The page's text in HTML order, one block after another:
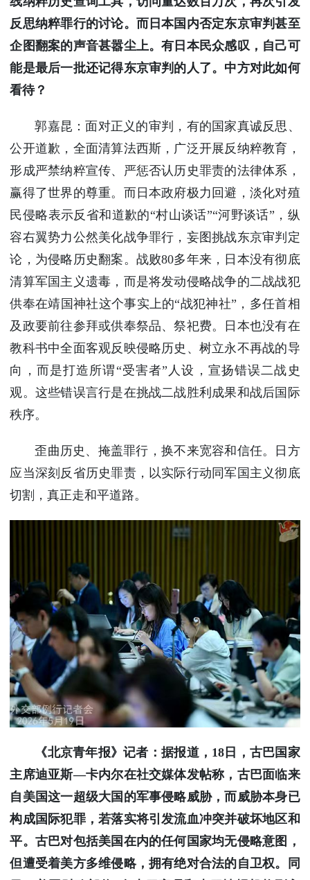
反思纳粹罪行的讨论。而日本国内否定东京审判甚至
企图翻案的声音甚嚣尘上。有日本民众感叹，自己可
能是最后一批还记得东京审判的人了。中方对此如何
看待？
郭嘉昆：面对正义的审判，有的国家真诚反思、
公开道歉，全面清算法西斯，广泛开展反纳粹教育，
形成严禁纳粹宣传、严惩否认历史罪责的法律体系，
赢得了世界的尊重。而日本政府极力回避，淡化对殖
民侵略表示反省和道歉的“村山谈话”“河野谈话”，纵
容右翼势力公然美化战争罪行，妄图挑战东京审判定
论，为侵略历史翻案。战败80多年来，日本没有彻底
清算军国主义遗毒，而是将发动侵略战争的二战战犯
供奉在靖国神社这个事实上的“战犯神社”，多任首相
及政要前往参拜或供奉祭品、祭祀费。日本也没有在
教科书中全面客观反映侵略历史、树立永不再战的导
向，而是打造所谓“受害者”人设，宣扬错误二战史
观。这些错误言行是在挑战二战胜利成果和战后国际
秩序。
歪曲历史、掩盖罪行，换不来宽容和信任。日方
应当深刻反省历史罪责，以实际行动同军国主义彻底
切割，真正走和平道路。
《北京青年报》记者：据报道，18日，古巴国家
主席迪亚斯—卡内尔在社交媒体发帖称，古巴面临来
自美国这一超级大国的军事侵略威胁，而威胁本身已
构成国际犯罪，若落实将引发流血冲突并破坏地区和
平。古巴对包括美国在内的任何国家均无侵略意图，
但遭受着美方多维侵略，拥有绝对合法的自卫权。同